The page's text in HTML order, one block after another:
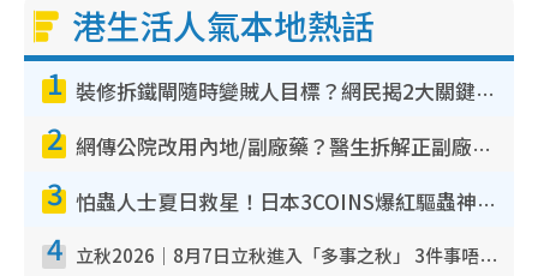
港生活人氣本地熱話
1 裝修拆鐵閘隨時變賊人目標？網民揭2大關鍵用途：裝新式等於白裝？附新舊鐵閘分別
2 網傳公院改用內地/副廠藥？醫生拆解正副廠分別 揭4類人換藥隨時出事
3 怕蟲人士夏日救星！日本3COINS爆紅驅蟲神器$45起 1招「全程免觸碰」輕鬆搞定小強
4 立秋2026｜8月7日立秋進入「多事之秋」 3件事唔做得！專家教6招開運 清枱頭／銀包納氣接好運